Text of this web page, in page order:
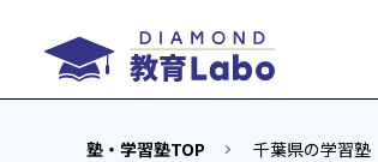
塾・学習塾TOP 千葉県の学習塾